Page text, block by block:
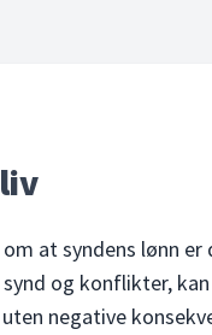
at syndens lønn
og konflikter,
negative